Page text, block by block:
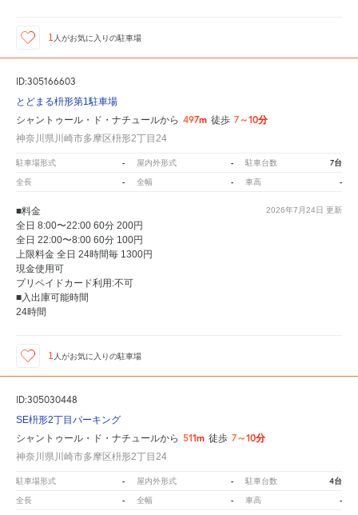
1 人がお気に入りの駐車場
ID:305166603
とどまる枡形第1駐車場
シャントゥール・ド・ナチュールから 497m 徒歩 7～10分
神奈川県川崎市多摩区枡形2丁目24
駐車場形式 - 屋内外形式 - 駐車台数 7台
全長 - 全幅 - 車高 -
2026年7月24日 更新
■料金
全日 8:00〜22:00 60分 200円
全日 22:00〜8:00 60分 100円
上限料金 全日 24時間毎 1300円
現金使用可
プリペイドカード利用:不可
■入出庫可能時間
24時間
1 人がお気に入りの駐車場
ID:305030448
SE枡形2丁目パーキング
シャントゥール・ド・ナチュールから 511m 徒歩 7～10分
神奈川県川崎市多摩区枡形2丁目24
駐車場形式 - 屋内外形式 - 駐車台数 4台
全長 - 全幅 - 車高 -